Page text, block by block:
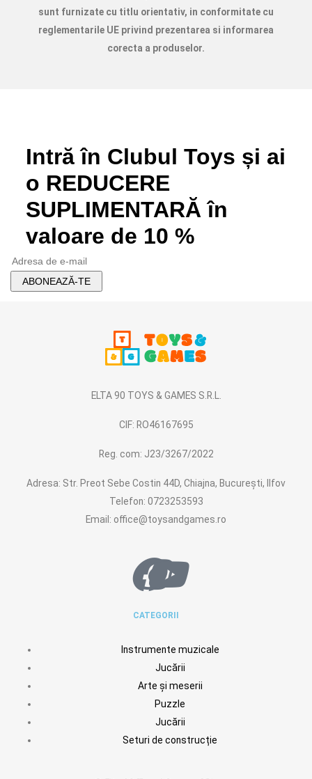
Jocuri
Jocuri constructie
sunt furnizate cu titlu orientativ, in conformitate cu
reglementarile UE privind prezentarea si informarea
corecta a produselor.
Intră în Clubul Toys și ai
o REDUCERE
SUPLIMENTARĂ în
valoare de 10 %
ELTA 90 TOYS & GAMES S.R.L.
CIF: RO46167695
Reg. com: J23/3267/2022
Adresa: Str. Preot Sebe Costin 44D, Chiajna, București, Ilfov
Telefon: 0723253593
Email: office@toysandgames.ro
CATEGORII
Instrumente muzicale
Jucării
Arte și meserii
Puzzle
Jucării
Seturi de construcție